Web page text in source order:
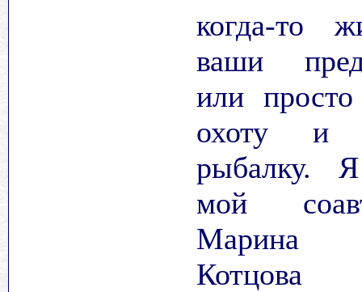
когда-то
ваши
или
охоту и
рыбалку.
мой
Марина
Котцова